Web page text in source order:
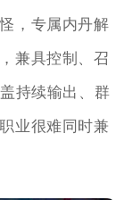
，专属内丹解
兼具控制、召
持续输出、群
业很难同时兼